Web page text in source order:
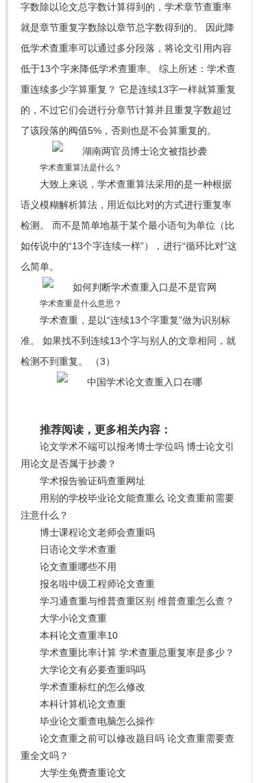
字数除以论文总字数计算得到的，学术章节查重率
就是章节重复字数除以章节总字数得到的。 因此降
低学术查重率可以通过多分段落，将论文引用内容
低于13个字来降低学术查重率。 综上所述：学术查
重连续多少字算重复？ 它是连续13字一样就算重复
的，不过它们会进行分章节计算并且重复字数超过
了该段落的阀值5%，否则也是不会算重复的。
学术查重算法是什么？
大致上来说，学术查重算法采用的是一种根据
语义模糊解析算法，用近似比对的方式进行重复率
检测。 而不是简单地基于某个最小语句为单位（比
如传说中的“13个字连续一样”），进行“循环比对”这
么简单。
学术查重是什么意思？
学术查重，是以“连续13个字重复”做为识别标
准。 如果找不到连续13个字与别人的文章相同，就
检测不到重复。 （3）
推荐阅读，更多相关内容：
论文学术不端可以报考博士学位吗 博士论文引
用论文是否属于抄袭？
学术报告验证码查重网址
用别的学校毕业论文能查重么 论文查重前需要
注意什么？
博士课程论文老师会查重吗
日语论文学术查重
论文查重哪些不用
报名啦中级工程师论文查重
学习通查重与维普查重区别 维普查重怎么查？
大学小论文查重
本科论文查重率10
学术查重比率计算 学术查重总重复率是多少？
大学论文有必要查重吗吗
学术查重标红的怎么修改
本科计算机论文查重
毕业论文重查电脑怎么操作
论文查重之前可以修改题目吗 论文查重需要查
重全文吗？
大学生免费查重论文